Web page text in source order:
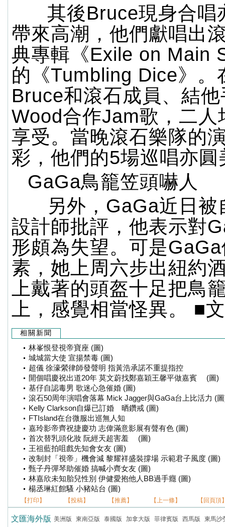
其後Bruce現身合唱
帶來高潮，他們獻唱出
典專輯《Exile on Main
的《Tumbling Dice》。
Bruce和滾石成員、結
Wood合作Jam歌，二人
享受。當晚滾石樂隊的
彩，他們的5場巡唱亦圓
GaGa鳥籠笠頭嚇人
另外，GaGa近日被
設計師批評，他表示對
形頗為失望。可是
素，她上周六步出紐約
上戴著的頭盔十足把鳥
上，感覺相當怪異。 ■
相關新聞
林峯恨登視帝寶座 (圖)
城城當大使 宣揚禁毒 (圖)
超儀 徐濠縈律師發聲明 指黃浩承諾不重提指控
開個唱慶祝出道20年 莫文蔚找鄭嘉穎王馨平做嘉賓 (圖)
基仔自認毒男 歌迷心急催婚 (圖)
滾石50周年演唱會落幕 Mick Jagger與GaGa台上比活力 (
Kelly Clarkson自爆已訂婚 晒鑽戒 (圖)
FTIsland在台微服出巡無人知
嘉玲影帝齊祝捷慶功 志偉滿意影展有聲有色 (圖)
首次替乳頭化妝 阮經天超害羞 (圖)
王祖藍拍咀戲先知會女友 (圖)
改制封「視帝」機會減 黎耀祥盛裝撐場 示範君子風度 (圖)
甄子丹彈琴助催婚 搞喊小齊女友 (圖)
林嘉欣未知胎兒性別 伊健愛抱他人BB過手癮 (圖)
楊丞琳紅館騷 小豬站台 (圖)
【打印】 【投稿】 【推薦】 【上一條】 【回頁頂
文匯海外版 美洲版 東南亞版 泰國版 加拿大版 菲律賓版 西馬版 東馬沙